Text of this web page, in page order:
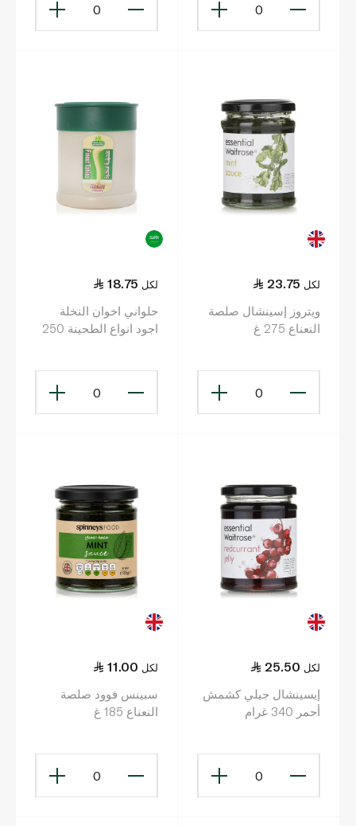
0
0
23.75 لكل
ويتروز إسينشال صلصة
النعناع 275 غ
0
18.75 لكل
حلواني اخوان النخلة
اجود انواع الطحينة 250
0
25.50 لكل
إيسينشال جيلي كشمش
أحمر 340 غرام
0
11.00 لكل
سبينس فوود صلصة
النعناع 185 غ
0